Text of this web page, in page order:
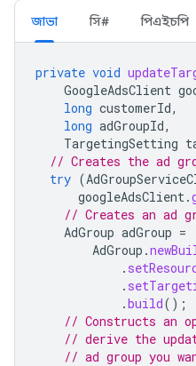
জাভা সি# পিএইচপি
private void
GoogleAdsClient
long customerId,
long adGroupId,
TargetingSetting
// Creates the ad
try (
googleAdsClient.
// Creates an ad
AdGroup adGroup =
AdGroup .
.
.
.build();
// Constructs an
// derive the
// ad group you